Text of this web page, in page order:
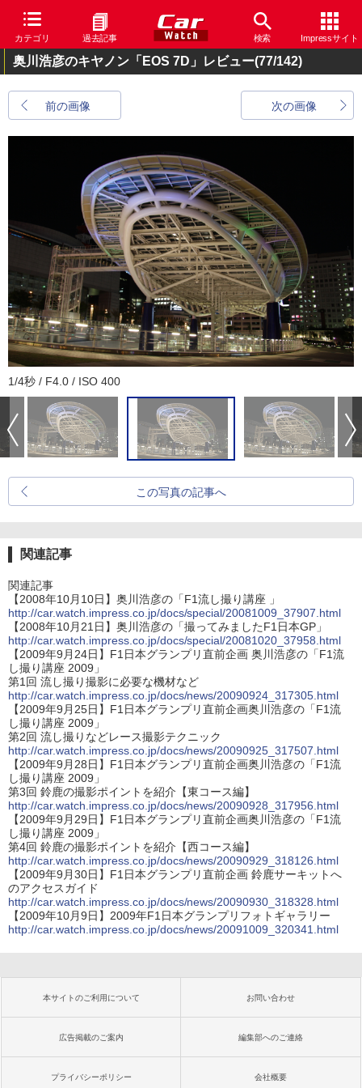
カテゴリ 過去記事 検索 Impressサイト
奥川浩彦のキヤノン「EOS 7D」レビュー(77/142)
前の画像 次の画像
1/4秒 / F4.0 / ISO 400
この写真の記事へ
関連記事
関連記事
【2008年10月10日】奥川浩彦の「F1流し撮り講座 」
http://car.watch.impress.co.jp/docs/special/20081009_37907.html
【2008年10月21日】奥川浩彦の「撮ってみましたF1日本GP」
http://car.watch.impress.co.jp/docs/special/20081020_37958.html
【2009年9月24日】F1日本グランプリ直前企画 奥川浩彦の「F1流
し撮り講座 2009」
第1回 流し撮り撮影に必要な機材など
http://car.watch.impress.co.jp/docs/news/20090924_317305.html
【2009年9月25日】F1日本グランプリ直前企画奥川浩彦の「F1流
し撮り講座 2009」
第2回 流し撮りなどレース撮影テクニック
http://car.watch.impress.co.jp/docs/news/20090925_317507.html
【2009年9月28日】F1日本グランプリ直前企画奥川浩彦の「F1流
し撮り講座 2009」
第3回 鈴鹿の撮影ポイントを紹介【東コース編】
http://car.watch.impress.co.jp/docs/news/20090928_317956.html
【2009年9月29日】F1日本グランプリ直前企画奥川浩彦の「F1流
し撮り講座 2009」
第4回 鈴鹿の撮影ポイントを紹介【西コース編】
http://car.watch.impress.co.jp/docs/news/20090929_318126.html
【2009年9月30日】F1日本グランプリ直前企画 鈴鹿サーキットへ
のアクセスガイド
http://car.watch.impress.co.jp/docs/news/20090930_318328.html
【2009年10月9日】2009年F1日本グランプリフォトギャラリー
http://car.watch.impress.co.jp/docs/news/20091009_320341.html
本サイトのご利用について お問い合わせ
広告掲載のご案内 編集部へのご連絡
プライバシーポリシー 会社概要